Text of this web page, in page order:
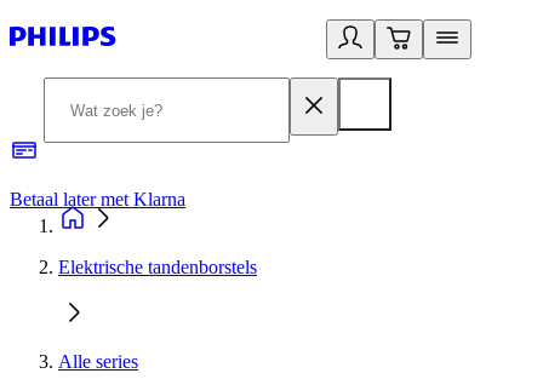
Betaal later met Klarna
Elektrische tandenborstels
Alle series